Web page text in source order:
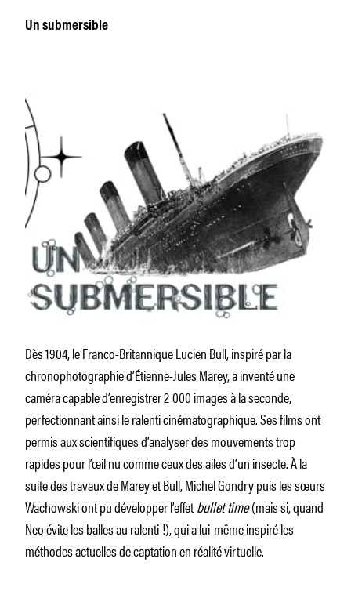
Un submersible
Dès 1904, le Franco-Britannique Lucien Bull, inspiré par la
chronophotographie d’Étienne-Jules Marey, a inventé une
caméra capable d’enregistrer 2 000 images à la seconde,
perfectionnant ainsi le ralenti cinématographique. Ses films ont
permis aux scientifiques d’analyser des mouvements trop
rapides pour l’œil nu comme ceux des ailes d’un insecte. À la
suite des travaux de Marey et Bull, Michel Gondry puis les sœurs
Wachowski ont pu développer l’effetbullet time(mais si, quand
Neo évite les balles au ralenti !), qui a lui-même inspiré les
méthodes actuelles de captation en réalité virtuelle.